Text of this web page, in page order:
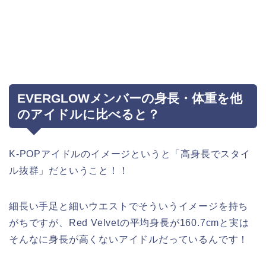
EVERGLOWメンバーの身長・体重を他
のアイドルに比べると？
K-POPアイドルのイメージというと「高身長でスタイ
ル抜群」だということ！！
細長い手足と細いウエストでそういうイメージを持ち
がちですが、Red Velvetの平均身長が160.7cmと実は
そんなに身長が高くないアイドルだっているんです！